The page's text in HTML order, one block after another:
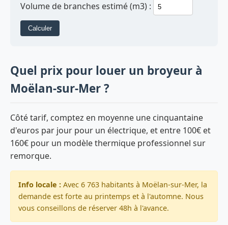
Volume de branches estimé (m3) :
Calculer
Quel prix pour louer un broyeur à
Moëlan-sur-Mer ?
Côté tarif, comptez en moyenne une cinquantaine
d'euros par jour pour un électrique, et entre 100€ et
160€ pour un modèle thermique professionnel sur
remorque.
Info locale : Avec 6 763 habitants à Moëlan-sur-Mer, la
demande est forte au printemps et à l'automne. Nous
vous conseillons de réserver 48h à l'avance.